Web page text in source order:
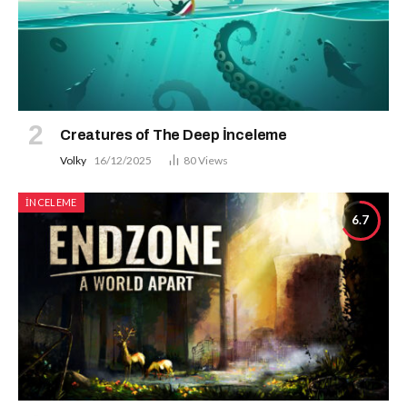
Creatures of The Deep İnceleme
Volky 16/12/2025 80Views
6.7
İNCELEME